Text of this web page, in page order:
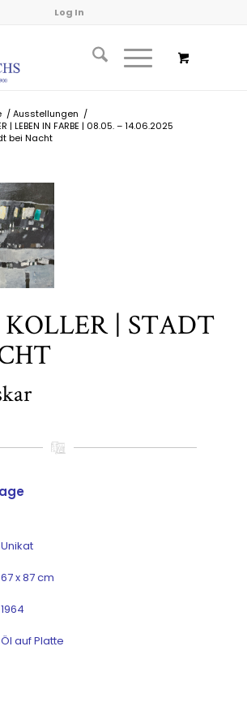
Log In
/ Ausstellungen /
| LEBEN IN FARBE | 08.05. – 14.06.2025
bei Nacht
KOLLER | STADT
Unikat
67 x 87 cm
1964
Öl auf Platte